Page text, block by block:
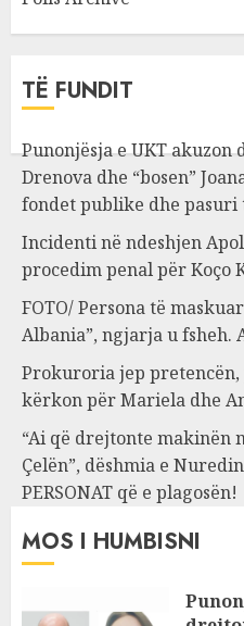
TË FUNDIT
Punonjësja e UKT
Drenova dhe “bosen”
fondet publike dhe
Incidenti në ndeshjen
procedim penal për Koço
FOTO/ Persona të
Albania”, ngjarja u fsheh.
Prokuroria jep
kërkon për Mariela dhe
“Ai që drejtonte makinën
Çelën”, dëshmia e
PERSONAT që e plagosën!
MOS I HUMBISNI